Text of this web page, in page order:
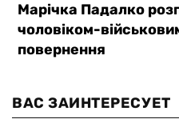
ВАС ЗАИНТЕРЕСУЕТ